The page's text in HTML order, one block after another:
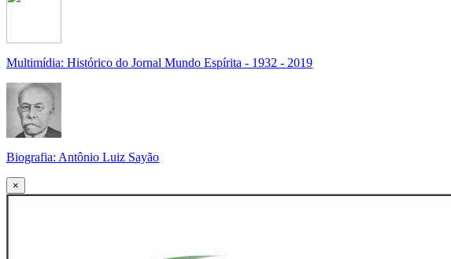
Multimídia: Histórico do Jornal Mundo Espírita - 1932 - 2019
Biografia: Antônio Luiz Sayão
×